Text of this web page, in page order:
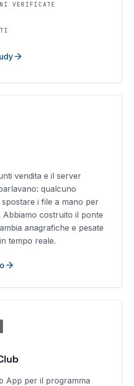
VERIFICATE
vendita e il server
qualcuno
i file a mano per
Abbiamo costruito il ponte
anagrafiche e pesate
tempo reale.
App per il programma